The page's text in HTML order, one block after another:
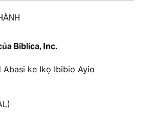
Biblica, Inc.
Abasi ke Ikọ Ibibio Ayio